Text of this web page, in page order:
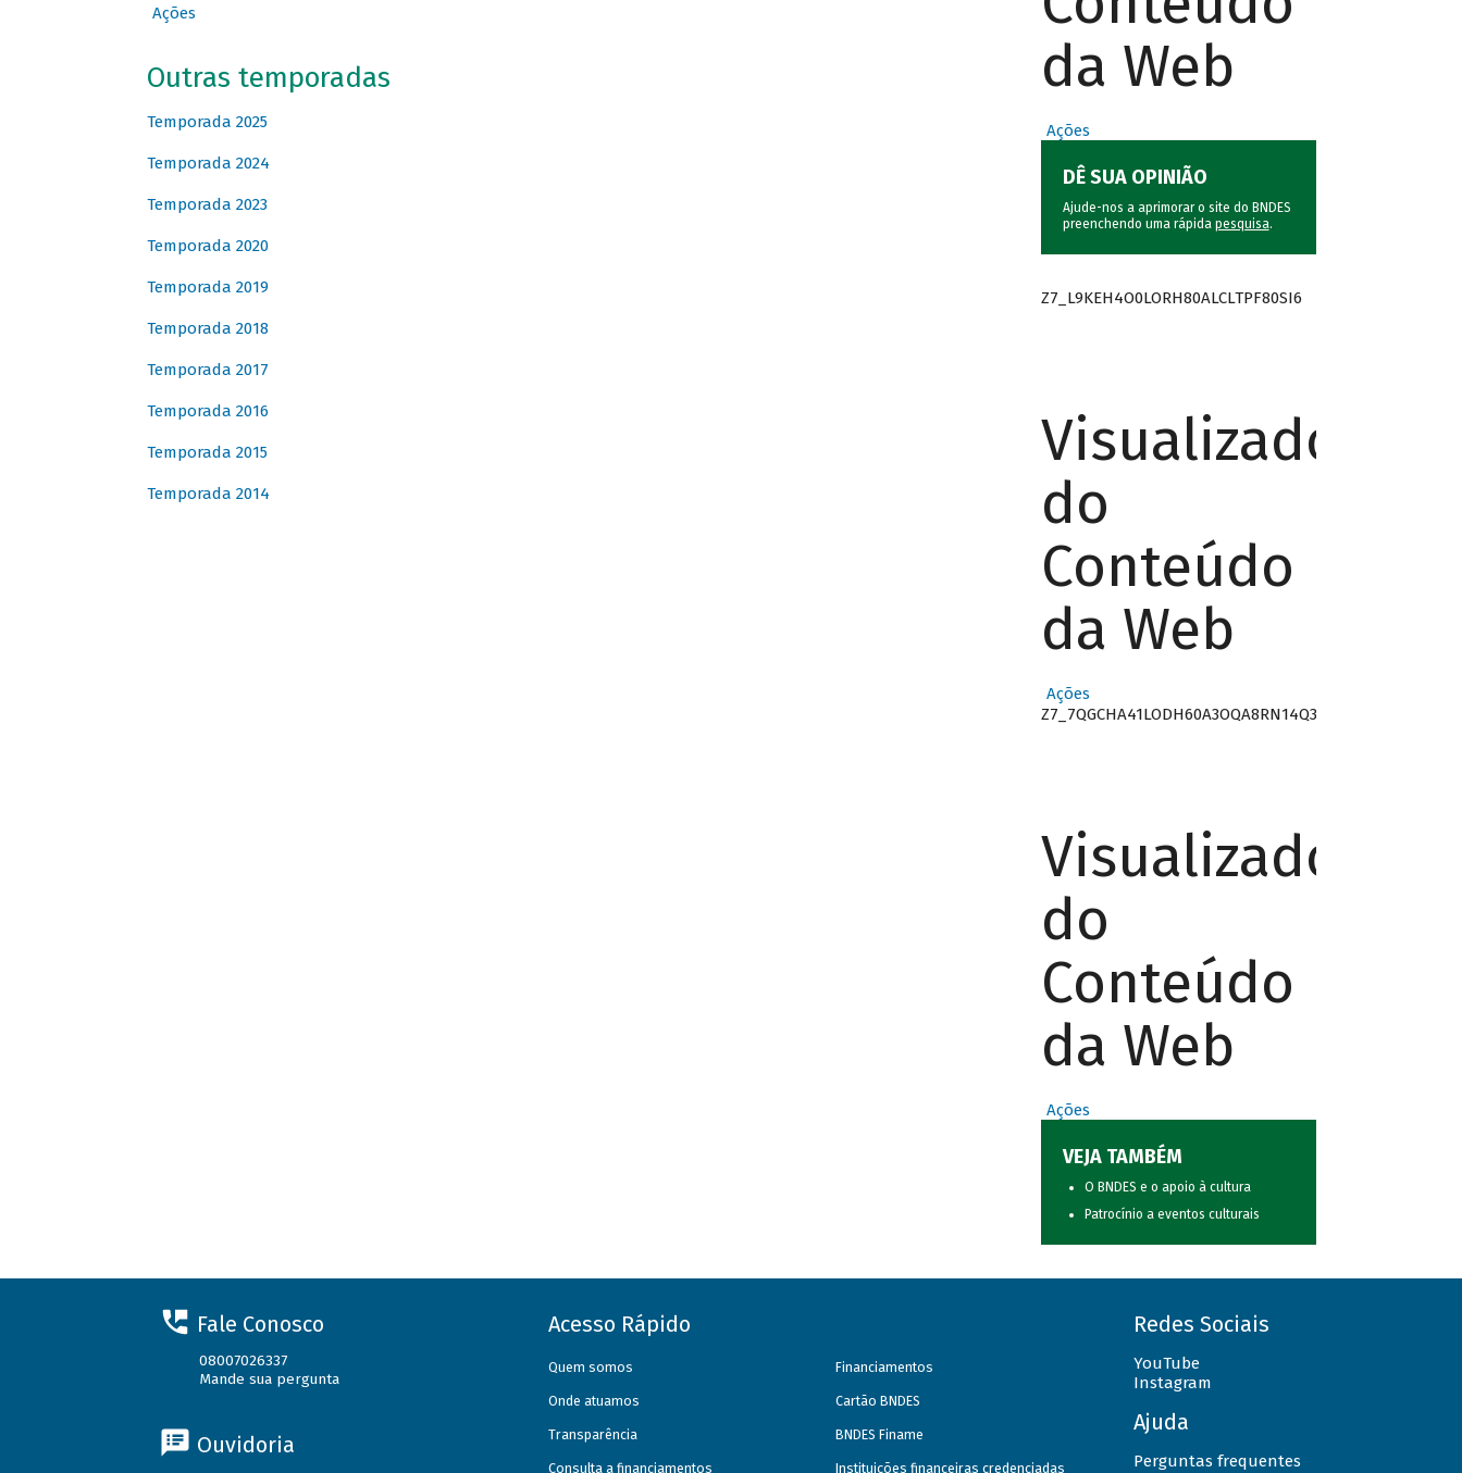
Ações
Outras temporadas
Temporada 2025
Temporada 2024
Temporada 2023
Temporada 2020
Temporada 2019
Temporada 2018
Temporada 2017
Temporada 2016
Temporada 2015
Temporada 2014
da Web
Ações
DÊ SUA OPINIÃO
Ajude-nos a aprimorar o site do BNDES
preenchendo uma rápida pesquisa.
Z7_L9KEH4O0LORH80ALCLTPF80SI6
Visualizador
do
Conteúdo
da Web
Ações
Z7_7QGCHA41LODH60A3OQA8RN14Q3
Visualizador
do
Conteúdo
da Web
Ações
VEJA TAMBÉM
O BNDES e o apoio à cultura
Patrocínio a eventos culturais
Fale Conosco
08007026337
Mande sua pergunta
Ouvidoria
Acesso Rápido
Quem somos
Onde atuamos
Transparência
Consulta a financiamentos
Financiamentos
Cartão BNDES
BNDES Finame
Instituições financeiras credenciadas
Redes Sociais
YouTube
Instagram
Ajuda
Perguntas frequentes